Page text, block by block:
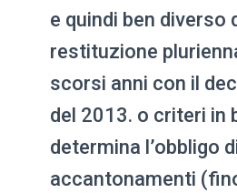
e quindi ben diverso
restituzione
scorsi anni con il
del 2013. o criteri in
determina l’obbligo
accantonamenti